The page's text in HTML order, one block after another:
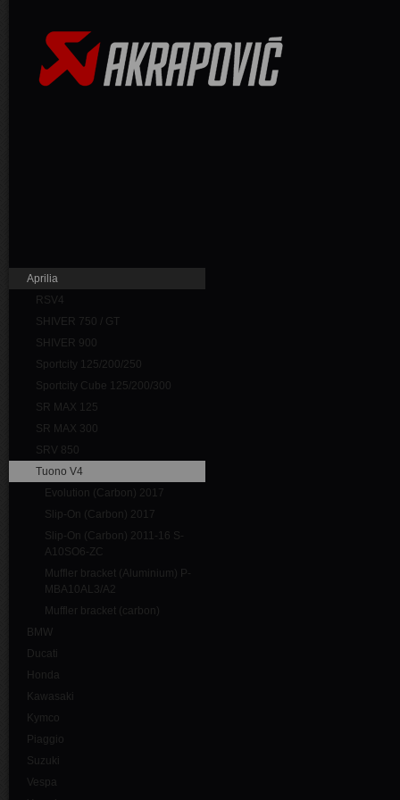
Aprilia
RSV4
SHIVER 750 / GT
SHIVER 900
Sportcity 125/200/250
Sportcity Cube 125/200/300
SR MAX 125
SR MAX 300
SRV 850
Tuono V4
Evolution (Carbon) 2017
Slip-On (Carbon) 2017
Slip-On (Carbon) 2011-16 S-
A10SO6-ZC
Muffler bracket (Aluminium) P-
MBA10AL3/A2
Muffler bracket (carbon)
BMW
Ducati
Honda
Kawasaki
Kymco
Piaggio
Suzuki
Vespa